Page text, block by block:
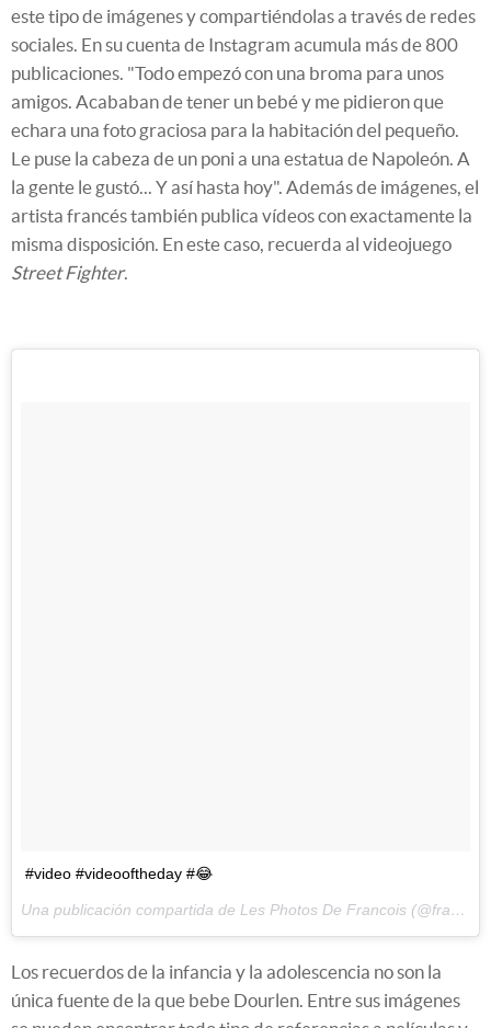
este tipo de imágenes y compartiéndolas a través de redes
sociales. En su cuenta de Instagram acumula más de 800
publicaciones. "Todo empezó con una broma para unos
amigos. Acababan de tener un bebé y me pidieron que
echara una foto graciosa para la habitación del pequeño.
Le puse la cabeza de un poni a una estatua de Napoleón. A
la gente le gustó... Y así hasta hoy". Además de imágenes, el
artista francés también publica vídeos con exactamente la
misma disposición. En este caso, recuerda al videojuego
Street Fighter.
#video #videooftheday #😂
Una publicación compartida de Les Photos De Francois (@francoisdourlen) el
Los recuerdos de la infancia y la adolescencia no son la
única fuente de la que bebe Dourlen. Entre sus imágenes